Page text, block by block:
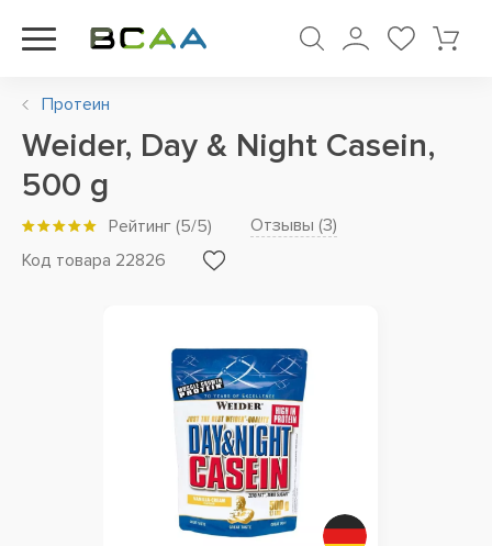
Протеин
Weider, Day & Night Casein,
500 g
Рейтинг (5/5) Отзывы (3)
Код товара 22826